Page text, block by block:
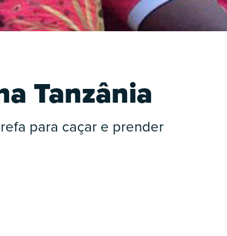
Tanzânia
para caçar e prender